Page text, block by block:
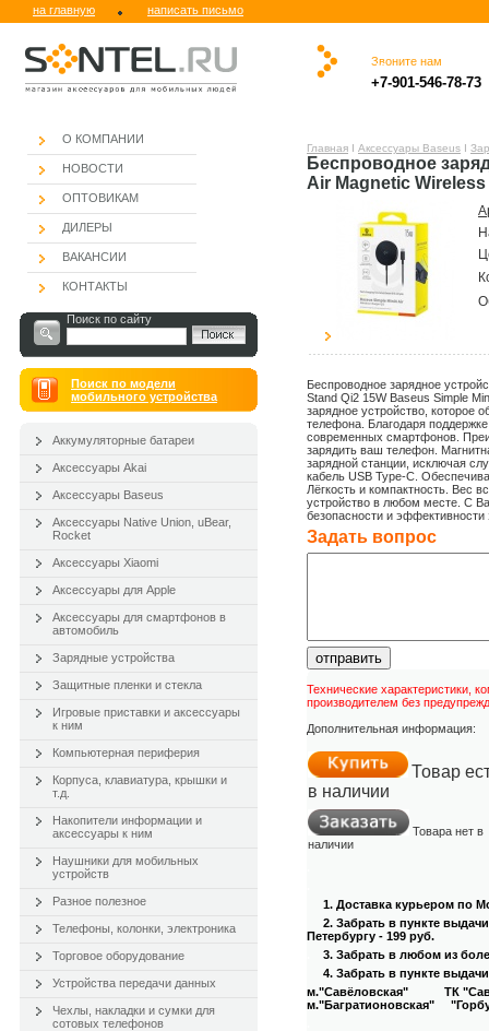
на главную написать письмо
Звоните нам
..ю
..
.+7-901-546-78-73
.
О КОМПАНИИ
НОВОСТИ
ОПТОВИКАМ
ДИЛЕРЫ
ВАКАНСИИ
КОНТАКТЫ
Поиск по сайту
Поиск по модели
мобильного устройства
Аккумуляторные батареи
Аксессуары Akai
Аксессуары Baseus
Аксессуары Native Union, uBear,
Rocket
Аксессуары Xiaomi
Аксессуары для Apple
Аксессуары для смартфонов в
автомобиль
Зарядные устройства
Защитные пленки и стекла
Игровые приставки и аксессуары
к ним
Компьютерная периферия
Корпуса, клавиатура, крышки и
т.д.
Накопители информации и
аксессуары к ним
Наушники для мобильных
устройств
Разное полезное
Телефоны, колонки, электроника
Торговое оборудование
Устройства передачи данных
Чехлы, накладки и сумки для
сотовых телефонов
Главная Ι Аксессуары Baseus Ι
Беспроводное
Air Magnetic
Беспроводное зарядное
Stand Qi2 15W Baseus Simple
зарядное устройство, которое
телефона. Благодаря
современных смартфонов.
зарядить ваш телефон.
зарядной станции, исключая
кабель USB Type-C.
Лёгкость и компактность. Вес
устройство в любом месте. С
безопасности и
Задать вопроc
отправить
Технические характеристики,
производителем без
Дополнительная информация:
Товар
в наличии
Товара нет в
наличии
1. Доставка курьером по
2. Забрать в пункте
Петербургу - 199 руб.
3. Забрать в любом из
4. Забрать в пункте
м."Савёловская" ТК
м."Багратионовская"